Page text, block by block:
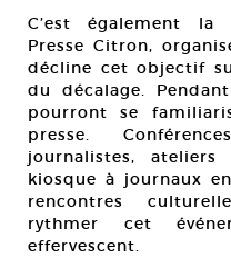
C’est également la
Presse Citron,
décline cet objectif
du décalage.
pourront se
presse.
journalistes,
kiosque à journaux
rencontres
rythmer cet
effervescent.